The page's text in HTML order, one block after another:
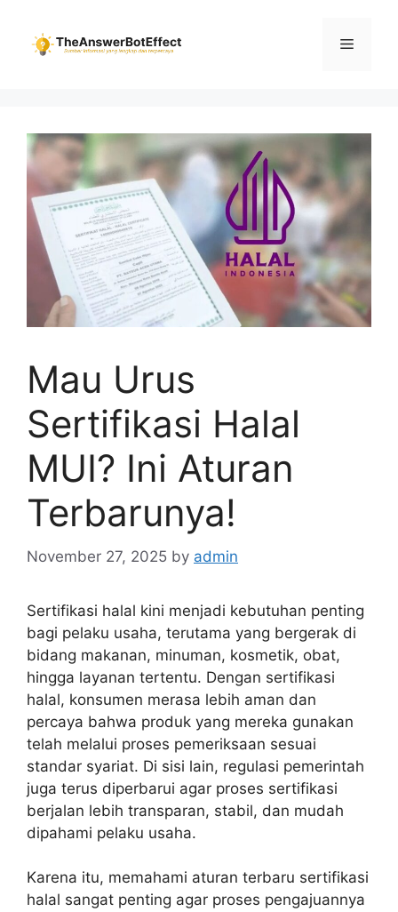
content
Menu
Mau Urus
Sertifikasi Halal
MUI? Ini Aturan
Terbarunya!
November 27, 2025 by admin
Sertifikasi halal kini menjadi kebutuhan penting
bagi pelaku usaha, terutama yang bergerak di
bidang makanan, minuman, kosmetik, obat,
hingga layanan tertentu. Dengan sertifikasi
halal, konsumen merasa lebih aman dan
percaya bahwa produk yang mereka gunakan
telah melalui proses pemeriksaan sesuai
standar syariat. Di sisi lain, regulasi pemerintah
juga terus diperbarui agar proses sertifikasi
berjalan lebih transparan, stabil, dan mudah
dipahami pelaku usaha.
Karena itu, memahami aturan terbaru sertifikasi
halal sangat penting agar proses pengajuannya